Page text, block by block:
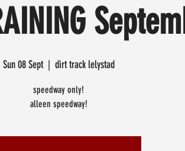
Sun 08 Sept
  |
dirt track lelystad
speedway only!
alleen speedway!